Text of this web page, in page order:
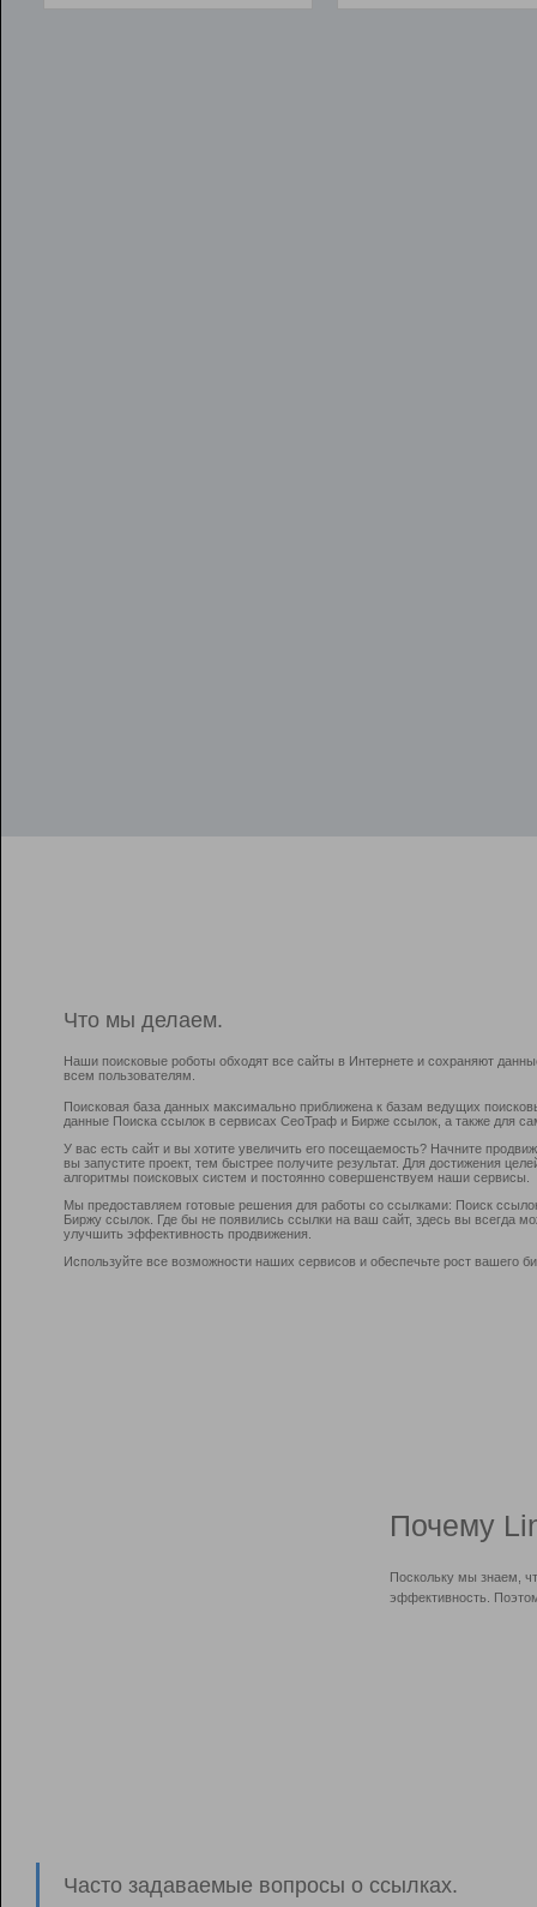
Что мы делаем.
Наши поисковые роботы обходят все сайты в Интернете и сохраняют
всем пользователям.
Поисковая база данных максимально приближена к базам ведущих
данные Поиска ссылок в сервисах СеоТраф и Бирже ссылок, а также для
У вас есть сайт и вы хотите увеличить его посещаемость? Начните
вы запустите проект, тем быстрее получите результат. Для достижения
алгоритмы поисковых систем и постоянно совершенствуем наши сервисы.
Мы предоставляем готовые решения для работы со ссылками: Поиск
Биржу ссылок. Где бы не появились ссылки на ваш сайт, здесь вы всегда
улучшить эффективность продвижения.
Используйте все возможности наших сервисов и обеспечьте рост вашего
Почему
Поскольку мы знаем,
эффективность.
Часто задаваемые вопросы о ссылках.